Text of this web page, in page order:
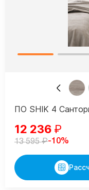
ПО SHIK 4
12 236 ₽
13 595₽-10%